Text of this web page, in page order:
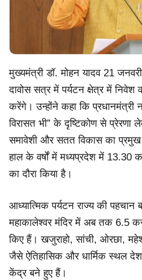
मुख्यमंत्री डॉ. मोहन यादव 21
दावोस सत्र में पर्यटन क्षेत्र में
करेंगे। उन्होंने कहा कि प्रधानमंत्री
विरासत भी” के दृष्टिकोण से प्रेरणा
समावेशी और सतत विकास का प्रमुख
हाल के वर्षों में मध्यप्रदेश में 13.30
का दौरा किया है।
आध्यात्मिक पर्यटन राज्य की
महाकालेश्वर मंदिर में अब तक 6.5
किए हैं। खजुराहो, सांची, ओरछा,
जैसे ऐतिहासिक और धार्मिक स्थल
केंद्र बने हुए हैं।